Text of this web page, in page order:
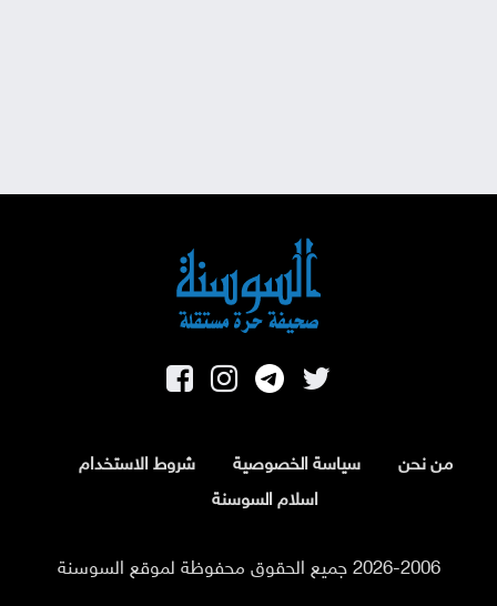
من نحن سياسة الخصوصية
شروط الاستخدام
اسلام السوسنة
2026-2006 جميع الحقوق محفوظة لموقع السوسنة